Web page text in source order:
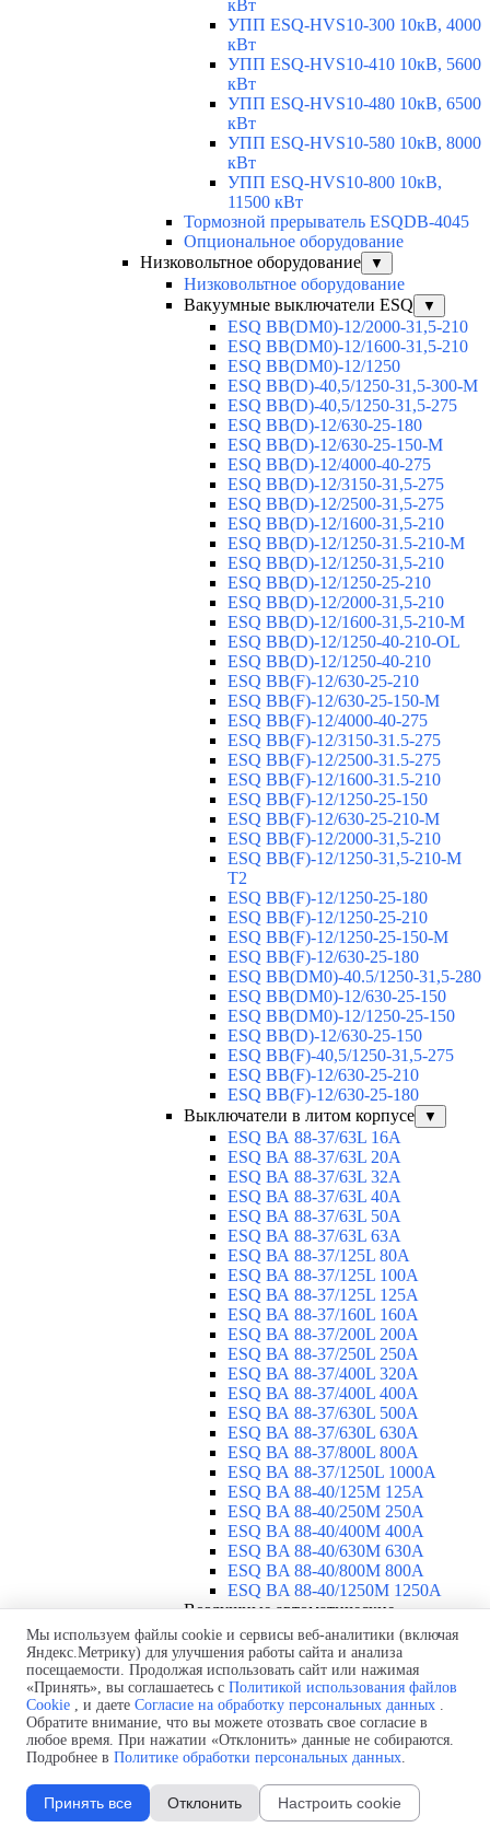
кВт
УПП ESQ-HVS10-300 10кВ, 4000
кВт
УПП ESQ-HVS10-410 10кВ, 5600
кВт
УПП ESQ-HVS10-480 10кВ, 6500
кВт
УПП ESQ-HVS10-580 10кВ, 8000
кВт
УПП ESQ-HVS10-800 10кВ,
11500 кВт
Тормозной прерыватель ESQDB-4045
Опциональное оборудование
Низковольтное оборудование
▼
Низковольтное оборудование
Вакуумные выключатели ESQ
▼
ESQ ВВ(DM0)-12/2000-31,5-210
ESQ ВВ(DM0)-12/1600-31,5-210
ESQ ВВ(DM0)-12/1250
ESQ ВВ(D)-40,5/1250-31,5-300-М
ESQ ВВ(D)-40,5/1250-31,5-275
ESQ ВВ(D)-12/630-25-180
ESQ ВВ(D)-12/630-25-150-М
ESQ ВВ(D)-12/4000-40-275
ESQ ВВ(D)-12/3150-31,5-275
ESQ ВВ(D)-12/2500-31,5-275
ESQ ВВ(D)-12/1600-31,5-210
ESQ ВВ(D)-12/1250-31.5-210-М
ESQ ВВ(D)-12/1250-31,5-210
ESQ ВВ(D)-12/1250-25-210
ESQ BB(D)-12/2000-31,5-210
ESQ BB(D)-12/1600-31,5-210-М
ESQ BB(D)-12/1250-40-210-OL
ESQ BB(D)-12/1250-40-210
ESQ ВВ(F)-12/630-25-210
ESQ ВВ(F)-12/630-25-150-М
ESQ ВВ(F)-12/4000-40-275
ESQ ВВ(F)-12/3150-31.5-275
ESQ ВВ(F)-12/2500-31.5-275
ESQ ВВ(F)-12/1600-31.5-210
ESQ ВВ(F)-12/1250-25-150
ESQ BB(F)-12/630-25-210-М
ESQ BB(F)-12/2000-31,5-210
ESQ BB(F)-12/1250-31,5-210-М
T2
ESQ BB(F)-12/1250-25-180
ESQ ВВ(F)-12/1250-25-210
ESQ ВВ(F)-12/1250-25-150-М
ESQ BB(F)-12/630-25-180
ESQ ВВ(DM0)-40.5/1250-31,5-280
ESQ ВВ(DM0)-12/630-25-150
ESQ ВВ(DM0)-12/1250-25-150
ESQ BB(D)-12/630-25-150
ESQ ВВ(F)-40,5/1250-31,5-275
ESQ ВВ(F)-12/630-25-210
ESQ ВВ(F)-12/630-25-180
Выключатели в литом корпусе
▼
ESQ ВА 88-37/63L 16A
ESQ ВА 88-37/63L 20A
ESQ ВА 88-37/63L 32A
ESQ ВА 88-37/63L 40A
ESQ ВА 88-37/63L 50A
ESQ ВА 88-37/63L 63A
ESQ ВА 88-37/125L 80A
ESQ ВА 88-37/125L 100A
ESQ ВА 88-37/125L 125A
ESQ ВА 88-37/160L 160A
ESQ ВА 88-37/200L 200A
ESQ ВА 88-37/250L 250A
ESQ ВА 88-37/400L 320A
ESQ ВА 88-37/400L 400A
ESQ ВА 88-37/630L 500A
ESQ ВА 88-37/630L 630A
ESQ ВА 88-37/800L 800A
ESQ ВА 88-37/1250L 1000A
ESQ BA 88-40/125M 125A
ESQ BA 88-40/250M 250A
ESQ BA 88-40/400M 400A
ESQ BA 88-40/630М 630A
ESQ BA 88-40/800M 800A
ESQ BA 88-40/1250М 1250A
Воздушные автоматические
выключатели
▼
ESQ ВА99-40B 3F M2C2S2 M
2500A
ESQ ВА99-40A 3F M2C2S2 М
800A
ESQ ВА99-40A 3F M2C2S2 М
630A
ESQ ВА99-40A 3F M2C2S2 М
2000A
ESQ ВА99-40A 3F M2C2S2 М
Мы используем файлы cookie и сервисы веб-аналитики (включая
Яндекс.Метрику) для улучшения работы сайта и анализа
посещаемости. Продолжая использовать сайт или нажимая
«Принять», вы соглашаетесь с Политикой использования файлов
Cookie , и даете Согласие на обработку персональных данных .
Обратите внимание, что вы можете отозвать свое согласие в
любое время. При нажатии «Отклонить» данные не собираются.
Подробнее в Политике обработки персональных данных.
Принять все Отклонить Настроить cookie